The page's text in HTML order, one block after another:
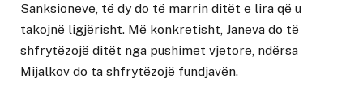
Sanksioneve, të dy do të marrin ditët e lira që u
takojnë ligjërisht. Më konkretisht, Janeva do të
shfrytëzojë ditët nga pushimet vjetore, ndërsa
Mijalkov do ta shfrytëzojë fundjavën.